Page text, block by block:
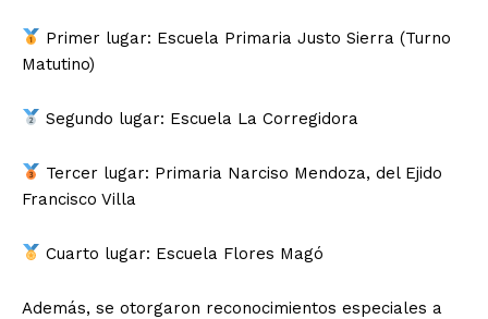
Primer lugar: Escuela Primaria Justo Sierra (Turno
Matutino)
Segundo lugar: Escuela La Corregidora
Tercer lugar: Primaria Narciso Mendoza, del Ejido
Francisco Villa
Cuarto lugar: Escuela Flores Magó
Además, se otorgaron reconocimientos especiales a